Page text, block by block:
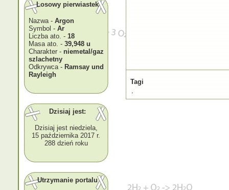
Losowy pierwiastek
Nazwa - Argon
Symbol - Ar
Liczba ato. - 18
Masa ato. - 39,948 u
Charakter - niemetal/gaz
szlachetny
Odkrywca - Ramsay und
Rayleigh
Dzisiaj jest:
Dzisiaj jest niedziela,
15 października 2017 r.
288 dzień roku
Utrzymanie portalu
Tagi
,